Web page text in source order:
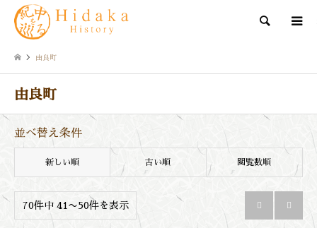
検索
由良町
由良町
並べ替え条件
新しい順 古い順 閲覧数順
70件中 41〜50件を表示  